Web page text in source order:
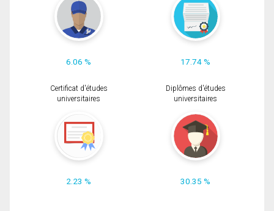
6.06 % 17.74 %
Certificat d'études
universitaires
2.23 %
Diplômes d'études
universitaires
30.35 %